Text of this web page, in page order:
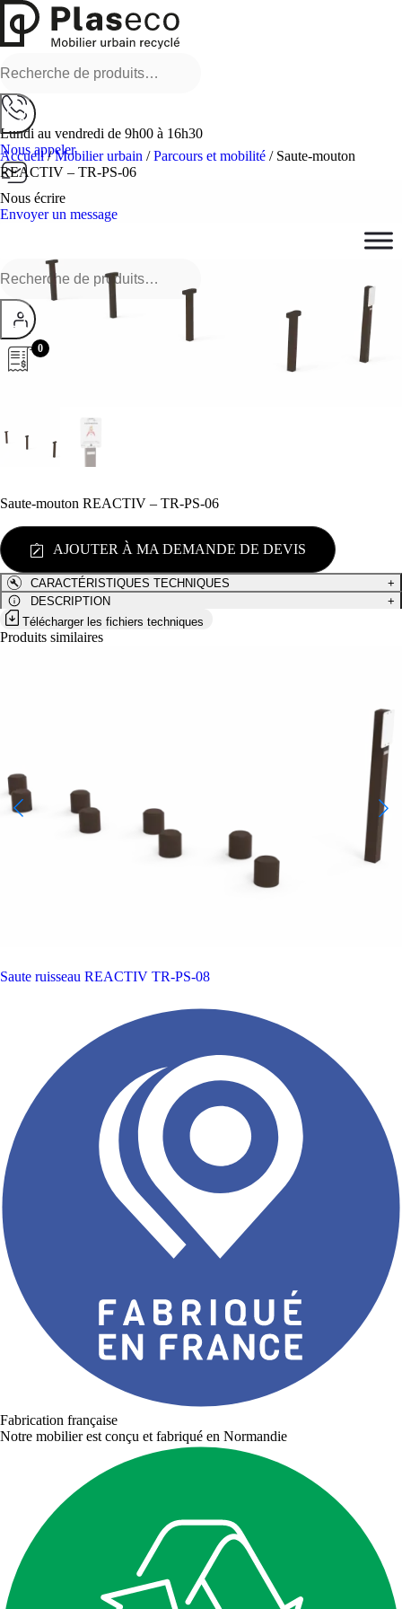
pour :
Lundi au vendredi de 9h00 à 16h30
Nous appeler
Nous écrire
Envoyer un message
Recherche
pour :
0
Accueil/Mobilier urbain /Parcours et mobilité / Saute-mouton
REACTIV – TR-PS-06
Saute-mouton REACTIV – TR-PS-06
AJOUTER À MA DEMANDE DE DEVIS
CARACTÉRISTIQUES TECHNIQUES
+
DESCRIPTION
+
Télécharger les fichiers techniques
Produits similaires
Saute ruisseau REACTIV TR-PS-08
Fabrication française
Notre mobilier est conçu et fabriqué en Normandie